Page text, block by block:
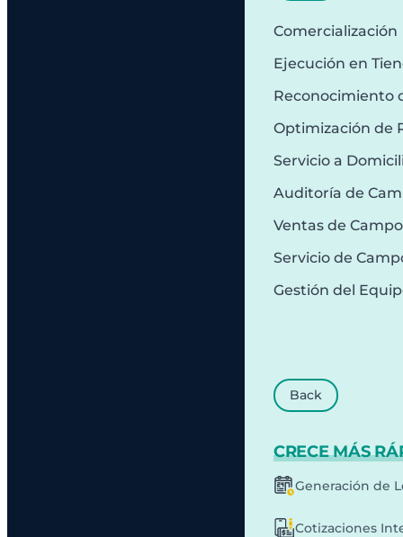
Comercialización
Ejecución en
Reconocimiento
Optimización de
Servicio a
Auditoría de
Ventas de Campo
Servicio de
Gestión del
Back
CRECE MÁS
Generación de
Cotizaciones